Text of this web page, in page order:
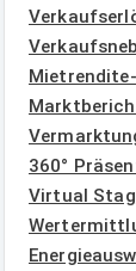
360°
Virtual